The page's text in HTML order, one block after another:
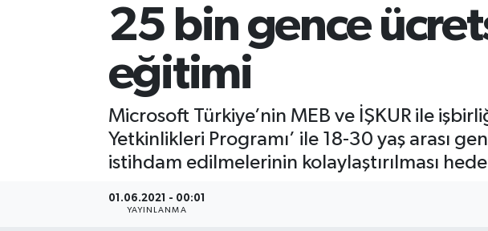
25 bin gence
eğitimi
Microsoft Türkiye’nin MEB ve İŞKUR ile
Yetkinlikleri Programı’ ile 18-30 yaş arası
istihdam edilmelerinin kolaylaştırılması
01.06.2021 - 00:01
YAYINLANMA
HABERLER